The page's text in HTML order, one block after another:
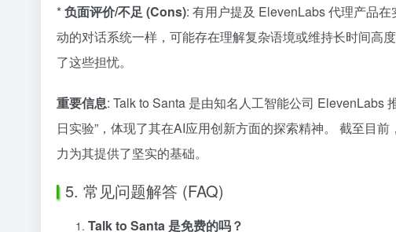
*负面评价/不足 (Cons): 有用户提及 ElevenLabs 代理产品
动的对话系统一样，可能存在理解复杂语境或维持长时间高
了这些担忧。
重要信息: Talk to Santa 是由知名人工智能公司 ElevenLabs
日实验”，体现了其在AI应用创新方面的探索精神。 截至目
力为其提供了坚实的基础。
5. 常见问题解答 (FAQ)
Talk to Santa 是免费的吗？